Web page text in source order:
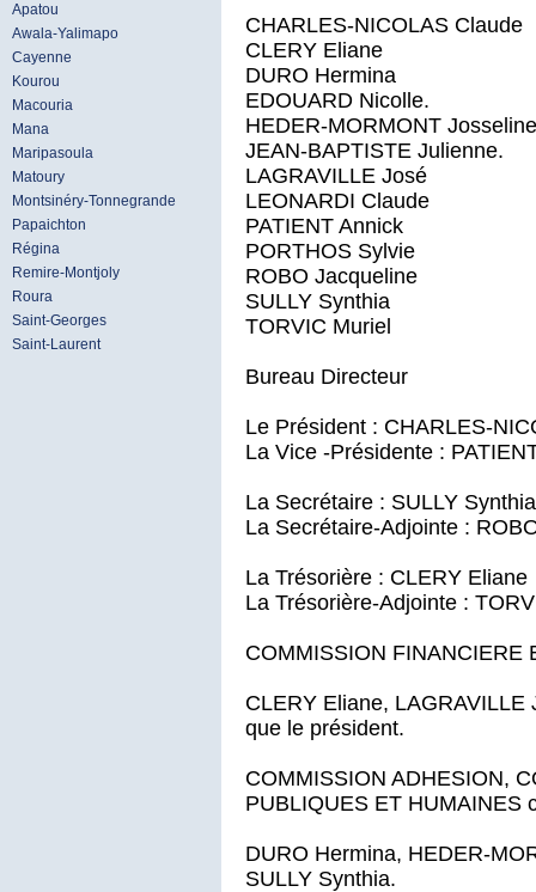
Apatou
Awala-Yalimapo
Cayenne
Kourou
Macouria
Mana
Maripasoula
Matoury
Montsinéry-Tonnegrande
Papaichton
Régina
Remire-Montjoly
Roura
Saint-Georges
Saint-Laurent
CHARLES-NICOLAS Claude
CLERY Eliane
DURO Hermina
EDOUARD Nicolle.
HEDER-MORMONT Josseline
JEAN-BAPTISTE Julienne.
LAGRAVILLE José
LEONARDI Claude
PATIENT Annick
PORTHOS Sylvie
ROBO Jacqueline
SULLY Synthia
TORVIC Muriel
Bureau Directeur
Le Président : CHARLES-
La Vice -Présidente :
La Secrétaire : SULLY Synthia
La Secrétaire-Adjointe :
La Trésorière : CLERY Eliane
La Trésorière-Adjointe :
COMMISSION FINANCIERE
CLERY Eliane,
que le président.
COMMISSION ADHESION,
PUBLIQUES ET HUMAINES
DURO Hermina, HEDER-
SULLY Synthia.